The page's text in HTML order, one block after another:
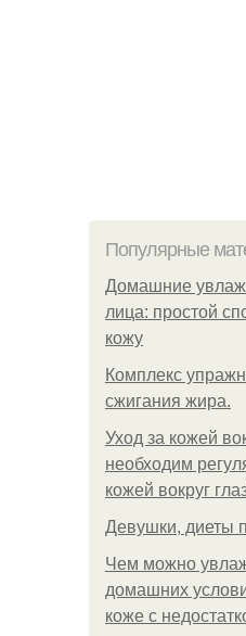
Популярные
Домашние
лица: простой
кожу
Комплекс
сжигания жира.
Уход за кожей
необходим
кожей вокруг
Девушки, диеты
Чем можно
домашних
коже с